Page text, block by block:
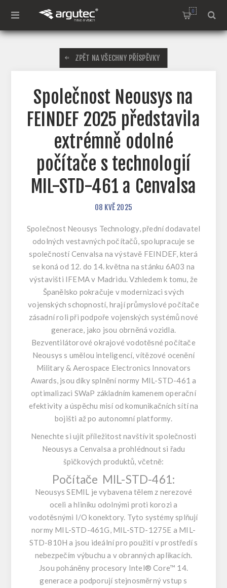
0
ZPĚT NA VŠECHNY PŘÍSPĚVKY
Společnost Neousys na
FEINDEF 2025 představila
extrémně odolné
počítače s technologií
MIL-STD-461 a Cenvalsa
08 KVĚ 2025
Společnost Neousys Technology, přední dodavatel
odolných vestavných počítačů, spolupracuje se
společností Cenvalsa na výstavě FEINDEF, která
se koná od 12. do 14. května na stánku 6A03 na
výstavišti IFEMA v Madridu. Vzhledem k tomu, že
Španělsko pokračuje v modernizaci svých
vojenských schopností, hrají průmyslové počítače
zásadní roli při podpoře vojenských systémů nové
generace, jako jsou obrněná vozidla.
Bezventilátorové okrajové vodotěsné počítače
Neousys s umělou inteligencí, vítězové ocenění
Military & Aerospace Electronics Innovators
Awards, jsou díky splnění normy MIL-STD-461 a
optimalizaci SWaP základním kamenem operační
efektivity a úspěchu misí od komunikačních sítí na
bojišti až po autonomní platformy.
Nenechte si ujít příležitost navštívit společnosti
Neousys a Cenvalsa a prohlédnout si řadu
špičkových produktů, včetně:
Počítače MIL-STD-461:
Neousys SEMIL je vybavena tělem z nerezové
oceli a hliníku odolnými proti korozi a
vodotěsnými I/O konektory. Tyto systémy splňují
normy MIL-STD-461G, MIL-STD-1275E a MIL-
STD-810H a jsou ideální pro použití v prostředí s
nebezpečím výbuchu a v obranných aplikacích.
Jsou poháněny procesory Intel® Core™ 14.
generace a podporují stejnosměrný vstup s